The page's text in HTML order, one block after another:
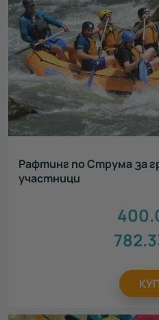
Рафтинг по Струма за
участници